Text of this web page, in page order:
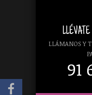
LLÁMANOS Y
91